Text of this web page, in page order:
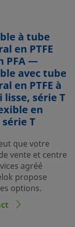
à tube
en PTFE
PFA —
avec tube
en PTFE à
lisse, série T
en
série T
que votre
vente et centre
agréé
propose
options.